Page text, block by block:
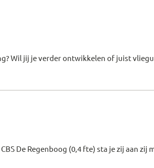
Wil jij je verder ontwikkelen of juist
De Regenboog (0,4 fte) sta je zij aan zij